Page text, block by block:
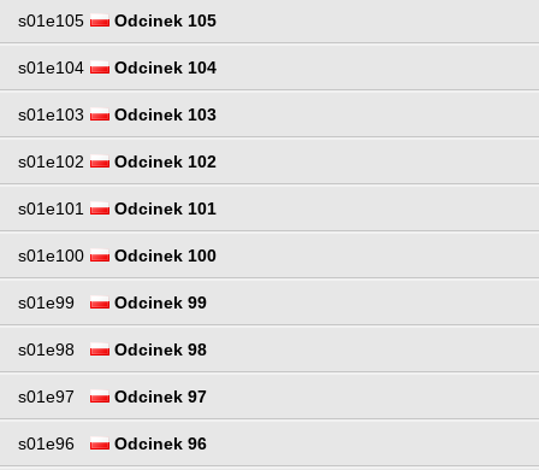
s01e105 Odcinek 105
s01e104 Odcinek 104
s01e103 Odcinek 103
s01e102 Odcinek 102
s01e101 Odcinek 101
s01e100 Odcinek 100
s01e99 Odcinek 99
s01e98 Odcinek 98
s01e97 Odcinek 97
s01e96 Odcinek 96